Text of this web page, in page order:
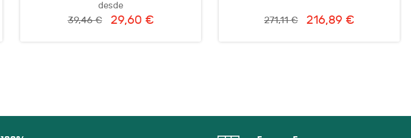
desde
39,46 € 29,60 € 271,11 € 216,89 €